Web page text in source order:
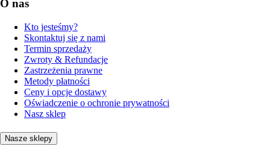
O nas
Kto jesteśmy?
Skontaktuj się z nami
Termin sprzedaży
Zwroty & Refundacje
Zastrzeżenia prawne
Metody płatności
Ceny i opcje dostawy
Oświadczenie o ochronie prywatności
Nasz sklep
Nasze sklepy